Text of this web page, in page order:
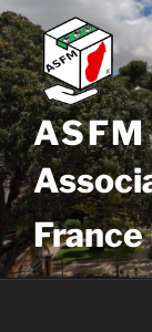
Aller
au
contenu
principal
ASFM